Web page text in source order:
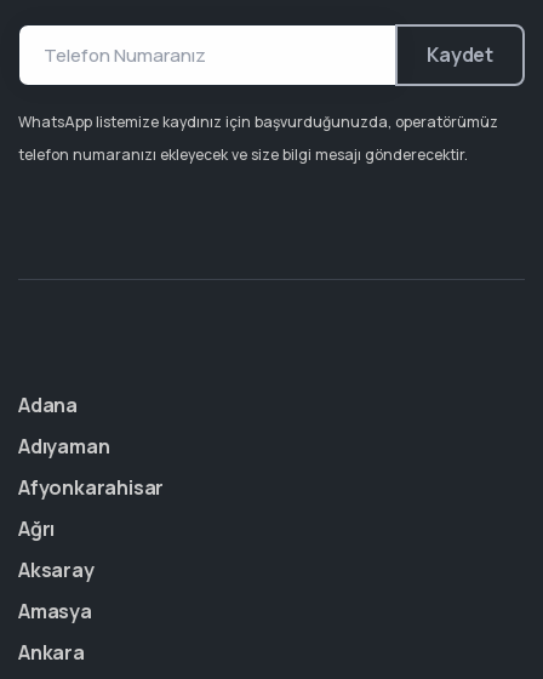
Kaydet
WhatsApp listemize kaydınız için başvurduğunuzda, operatörümüz
telefon numaranızı ekleyecek ve size bilgi mesajı gönderecektir.
Adana
Adıyaman
Afyonkarahisar
Ağrı
Aksaray
Amasya
Ankara